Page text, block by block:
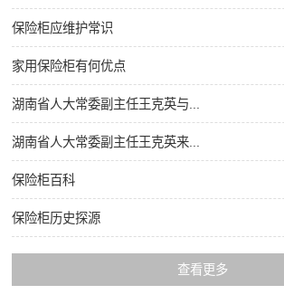
保险柜应维护常识
家用保险柜有何优点
湖南省人大常委副主任王克英与...
湖南省人大常委副主任王克英来...
保险柜百科
保险柜历史探源
查看更多